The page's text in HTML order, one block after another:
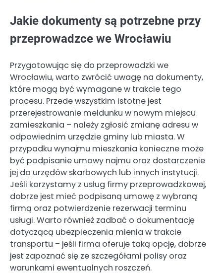
Jakie dokumenty są potrzebne przy
przeprowadzce we Wrocławiu
Przygotowując się do przeprowadzki we
Wrocławiu, warto zwrócić uwagę na dokumenty,
które mogą być wymagane w trakcie tego
procesu. Przede wszystkim istotne jest
przerejestrowanie meldunku w nowym miejscu
zamieszkania – należy zgłosić zmianę adresu w
odpowiednim urzędzie gminy lub miasta. W
przypadku wynajmu mieszkania konieczne może
być podpisanie umowy najmu oraz dostarczenie
jej do urzędów skarbowych lub innych instytucji.
Jeśli korzystamy z usług firmy przeprowadzkowej,
dobrze jest mieć podpisaną umowę z wybraną
firmą oraz potwierdzenie rezerwacji terminu
usługi. Warto również zadbać o dokumentację
dotyczącą ubezpieczenia mienia w trakcie
transportu – jeśli firma oferuje taką opcję, dobrze
jest zapoznać się ze szczegółami polisy oraz
warunkami ewentualnych roszczeń.